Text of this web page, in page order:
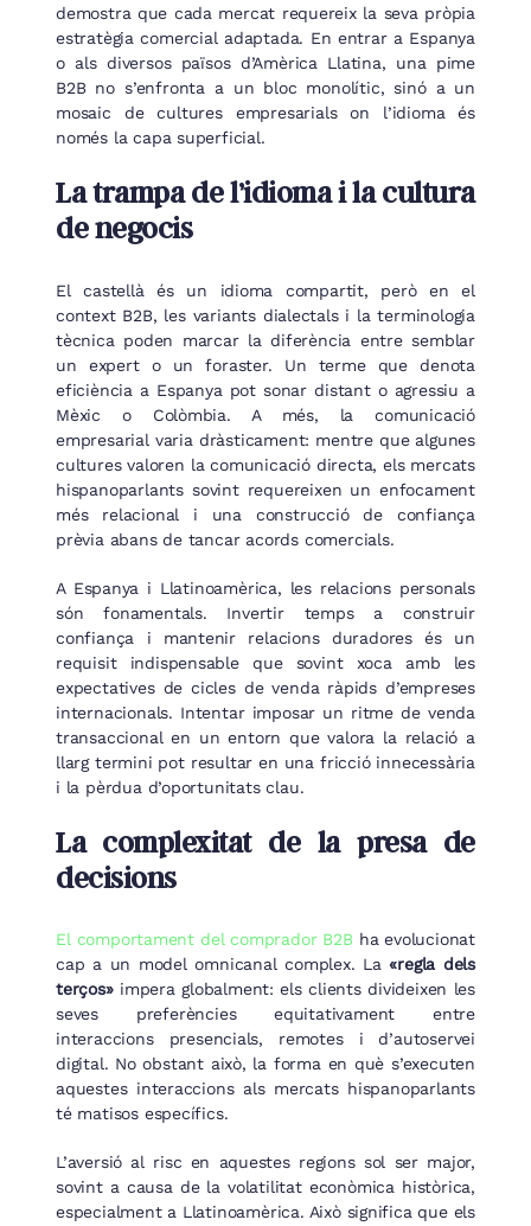
demostra que cada mercat requereix la seva pròpia
estratègia comercial adaptada. En entrar a Espanya
o als diversos països d’Amèrica Llatina, una pime
B2B no s’enfronta a un bloc monolític, sinó a un
mosaic de cultures empresarials on l’idioma és
només la capa superficial.
La trampa de l’idioma i la cultura
de negocis
El castellà és un idioma compartit, però en el
context B2B, les variants dialectals i la terminologia
tècnica poden marcar la diferència entre semblar
un expert o un foraster. Un terme que denota
eficiència a Espanya pot sonar distant o agressiu a
Mèxic o Colòmbia. A més, la comunicació
empresarial varia dràsticament: mentre que algunes
cultures valoren la comunicació directa, els mercats
hispanoparlants sovint requereixen un enfocament
més relacional i una construcció de confiança
prèvia abans de tancar acords comercials.
A Espanya i Llatinoamèrica, les relacions personals
són fonamentals. Invertir temps a construir
confiança i mantenir relacions duradores és un
requisit indispensable que sovint xoca amb les
expectatives de cicles de venda ràpids d’empreses
internacionals. Intentar imposar un ritme de venda
transaccional en un entorn que valora la relació a
llarg termini pot resultar en una fricció innecessària
i la pèrdua d’oportunitats clau.
La complexitat de la presa de
decisions
El comportament del comprador B2B ha evolucionat
cap a un model omnicanal complex. La «regla dels
terços»impera globalment: els clients divideixen les
seves preferències equitativament entre
interaccions presencials, remotes i d’autoservei
digital. No obstant això, la forma en què s’executen
aquestes interaccions als mercats hispanoparlants
té matisos específics.
L’aversió al risc en aquestes regions sol ser major,
sovint a causa de la volatilitat econòmica històrica,
especialment a Llatinoamèrica. Això significa que els